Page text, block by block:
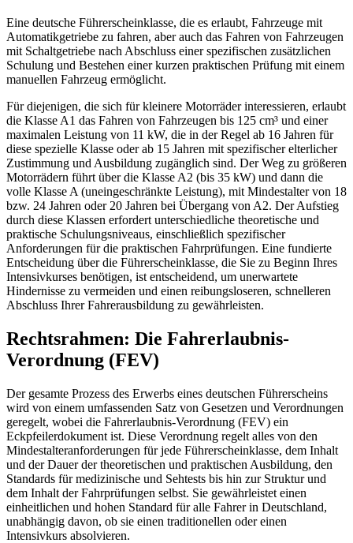
Eine deutsche Führerscheinklasse, die es erlaubt, Fahrzeuge mit
Automatikgetriebe zu fahren, aber auch das Fahren von Fahrzeugen
mit Schaltgetriebe nach Abschluss einer spezifischen zusätzlichen
Schulung und Bestehen einer kurzen praktischen Prüfung mit einem
manuellen Fahrzeug ermöglicht.
Für diejenigen, die sich für kleinere Motorräder interessieren, erlaubt
die Klasse A1 das Fahren von Fahrzeugen bis 125 cm³ und einer
maximalen Leistung von 11 kW, die in der Regel ab 16 Jahren für
diese spezielle Klasse oder ab 15 Jahren mit spezifischer elterlicher
Zustimmung und Ausbildung zugänglich sind. Der Weg zu größeren
Motorrädern führt über die Klasse A2 (bis 35 kW) und dann die
volle Klasse A (uneingeschränkte Leistung), mit Mindestalter von 18
bzw. 24 Jahren oder 20 Jahren bei Übergang von A2. Der Aufstieg
durch diese Klassen erfordert unterschiedliche theoretische und
praktische Schulungsniveaus, einschließlich spezifischer
Anforderungen für die praktischen Fahrprüfungen. Eine fundierte
Entscheidung über die Führerscheinklasse, die Sie zu Beginn Ihres
Intensivkurses benötigen, ist entscheidend, um unerwartete
Hindernisse zu vermeiden und einen reibungsloseren, schnelleren
Abschluss Ihrer Fahrerausbildung zu gewährleisten.
Rechtsrahmen: Die Fahrerlaubnis-
Verordnung (FEV)
Der gesamte Prozess des Erwerbs eines deutschen Führerscheins
wird von einem umfassenden Satz von Gesetzen und Verordnungen
geregelt, wobei die Fahrerlaubnis-Verordnung (FEV) ein
Eckpfeilerdokument ist. Diese Verordnung regelt alles von den
Mindestalteranforderungen für jede Führerscheinklasse, dem Inhalt
und der Dauer der theoretischen und praktischen Ausbildung, den
Standards für medizinische und Sehtests bis hin zur Struktur und
dem Inhalt der Fahrprüfungen selbst. Sie gewährleistet einen
einheitlichen und hohen Standard für alle Fahrer in Deutschland,
unabhängig davon, ob sie einen traditionellen oder einen
Intensivkurs absolvieren.